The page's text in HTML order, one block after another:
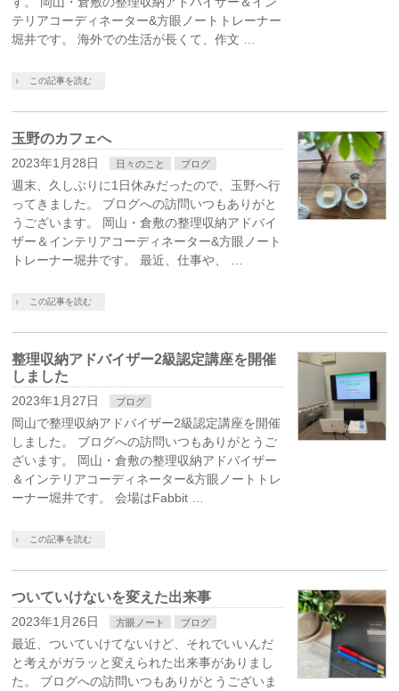
テリアコーディネーター&方眼ノートトレーナー
堀井です。 海外での生活が長くて、作文 …
この記事を読む
玉野のカフェへ
2023年1月28日 日々のこと ブログ
週末、久しぶりに1日休みだったので、玉野へ行
ってきました。 ブログへの訪問いつもありがと
うございます。 岡山・倉敷の整理収納アドバイ
ザー＆インテリアコーディネーター&方眼ノート
トレーナー堀井です。 最近、仕事や、 …
この記事を読む
整理収納アドバイザー2級認定講座を開催
しました
2023年1月27日 ブログ
岡山で整理収納アドバイザー2級認定講座を開催
しました。 ブログへの訪問いつもありがとうご
ざいます。 岡山・倉敷の整理収納アドバイザー
＆インテリアコーディネーター&方眼ノートトレ
ーナー堀井です。 会場はFabbit …
この記事を読む
ついていけないを変えた出来事
2023年1月26日 方眼ノート ブログ
最近、ついていけてないけど、それでいいんだ
と考えがガラッと変えられた出来事がありまし
た。 ブログへの訪問いつもありがとうございま